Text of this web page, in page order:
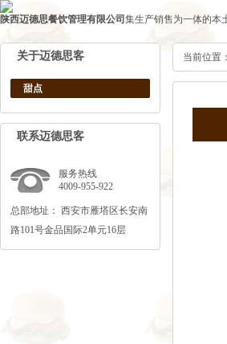
陕西迈德思餐饮管理有限公司 集生产销售为一体的本
关于迈德思客
甜点
联系迈德思客
服务热线
4009-955-922
总部地址： 西安市雁塔区长安南
路101号金品国际2单元16层
当前位置：